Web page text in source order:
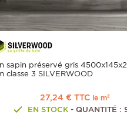
sapin préservé gris
classe 3 SILVERWOOD
27,24 € TTC le m²
EN STOCK - QUANTITÉ :